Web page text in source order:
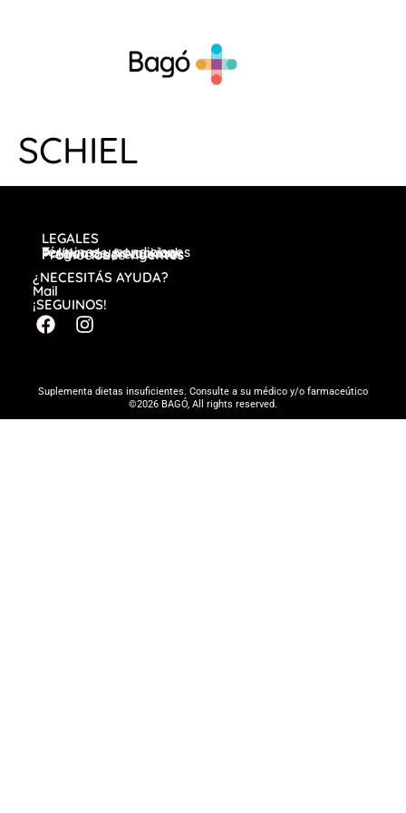
SCHIEL
LEGALES
Términos y condiciones
Política de privacidad
Preguntas frecuentes
Promociones vigentes
¿NECESITÁS AYUDA?
Mail
¡SEGUINOS!
Suplementa dietas insuficientes. Consulte a su médico y/o farmaceútico
©2026 BAGÓ, All rights reserved.